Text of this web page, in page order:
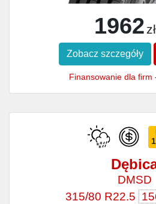
1962 zł
Zobacz szczegóły
Finansowanie dla firm
DMSD
315/80 R22.5